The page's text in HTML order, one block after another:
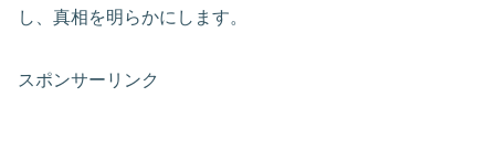
し、真相を明らかにします。
スポンサーリンク